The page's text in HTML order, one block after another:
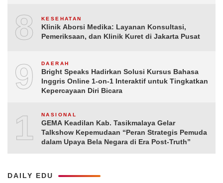
8 KESEHATAN
Klinik Aborsi Medika: Layanan Konsultasi,
Pemeriksaan, dan Klinik Kuret di Jakarta Pusat
9 DAERAH
Bright Speaks Hadirkan Solusi Kursus Bahasa
Inggris Online 1-on-1 Interaktif untuk Tingkatkan
Kepercayaan Diri Bicara
10NASIONAL
GEMA Keadilan Kab. Tasikmalaya Gelar
Talkshow Kepemudaan “Peran Strategis Pemuda
dalam Upaya Bela Negara di Era Post-Truth”
DAILY EDU